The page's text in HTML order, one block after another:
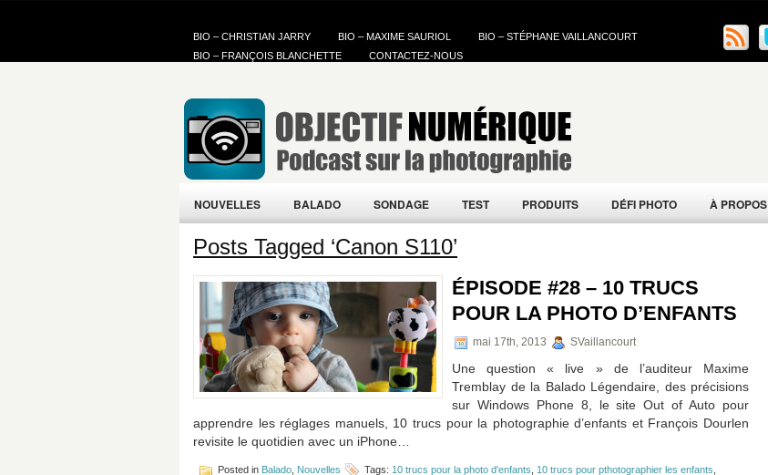
BIO – CHRISTIAN JARRY BIO – MAXIME SAURIOL
BIO – STÉPHANE VAILLANCOURT
BIO – FRANÇOIS BLANCHETTE
CONTACTEZ-NOUS
NOUVELLES BALADO SONDAGE TEST PRODUITS DÉFI PHOTO À PROPOS
Posts Tagged ‘Canon S110’
ÉPISODE #28 – 10 TRUCS
POUR LA PHOTO D’ENFANTS
mai 17th, 2013 SVaillancourt
Une question « live » de l’auditeur Maxime
Tremblay de la Balado Légendaire, des précisions
sur Windows Phone 8, le site Out of Auto pour
apprendre les réglages manuels, 10 trucs pour la photographie d’enfants et François Dourlen
revisite le quotidien avec un iPhone…
Posted in Balado Nouvelles Tags: 10 trucs pour la photo d'enfants 10 trucs pour pthotographier les enfants